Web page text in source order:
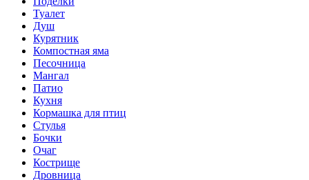
Туалет
Душ
Курятник
Компостная яма
Песочница
Мангал
Патио
Кухня
Кормашка для птиц
Стулья
Бочки
Очаг
Кострище
Дровница